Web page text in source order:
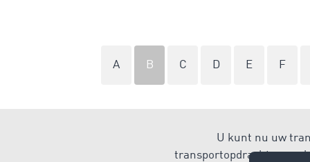
A B C D E F
U kunt nu uw
transportopdrachten